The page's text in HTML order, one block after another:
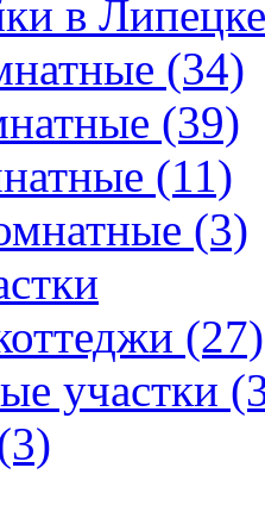
в Липецке
(34)
(39)
(11)
(3)
(27)
участки